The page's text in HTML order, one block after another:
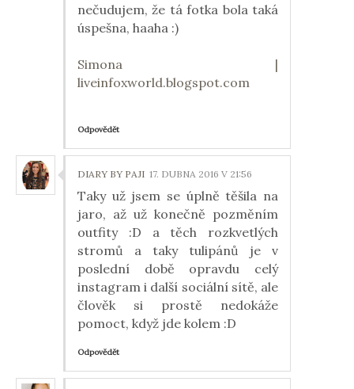
nečudujem, že tá fotka bola taká
úspešna, haaha :)
Simona |
liveinfoxworld.blogspot.com
Odpovědět
DIARY BY PAJI 17. DUBNA 2016 V 21:56
Taky už jsem se úplně těšila na
jaro, až už konečně pozměním
outfity :D a těch rozkvetlých
stromů a taky tulipánů je v
poslední době opravdu celý
instagram i další sociální sítě, ale
člověk si prostě nedokáže
pomoct, když jde kolem :D
Odpovědět